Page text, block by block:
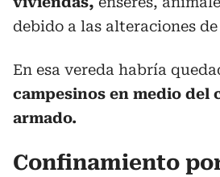
debido a las alteraciones
En esa vereda habría
campesinos en medio del
armado.
Confinamiento